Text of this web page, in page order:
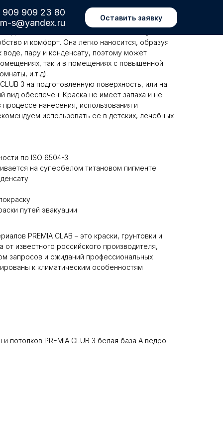
909 909 23 80
s@yandex.ru
Оставить заявку
и комфорт. Она легко наносится, образуя
воде, пару и конденсату, поэтому может
так и в помещениях с повышенной
и.т.д).
3 на подготовленную поверхность, или на
вид обеспечен! Краска не имеет запаха и не
нанесения, использования и
использовать её в детских, лечебных
по ISO 6504-3
на супербелом титановом пигменте
путей эвакуации
PREMIA CLAB – это краски, грунтовки и
от известного российского производителя,
запросов и ожиданий профессиональных
к климатическим особенностям
потолков PREMIA CLUB 3 белая база А ведро